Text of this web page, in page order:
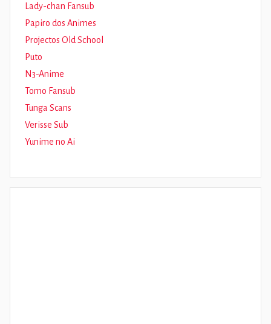
Lady-chan Fansub
Papiro dos Animes
Projectos Old School
Puto
N3-Anime
Tomo Fansub
Tunga Scans
Verisse Sub
Yunime no Ai